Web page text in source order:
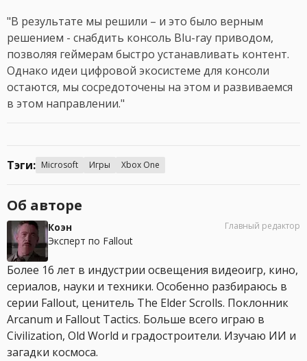
"В результате мы решили – и это было верным
решением - снабдить консоль Blu-ray приводом,
позволяя геймерам быстро устанавливать контент.
Однако идеи цифровой экосистеме для консоли
остаются, мы сосредоточены на этом и развиваемся
в этом направлении."
Тэги: Microsoft Игры Xbox One
Об авторе
Коэн
Эксперт по Fallout
Главный редактор
Более 16 лет в индустрии освещения видеоигр, кино,
сериалов, науки и техники. Особенно разбираюсь в
серии Fallout, ценитель The Elder Scrolls. Поклонник
Arcanum и Fallout Tactics. Больше всего играю в
Civilization, Old World и градостроители. Изучаю ИИ и
загадки космоса.